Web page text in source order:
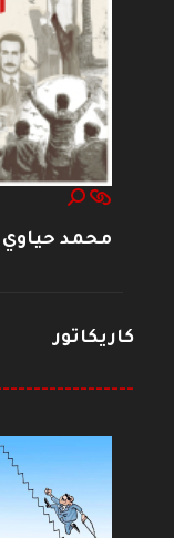
محمد حياوي
كاريكاتور